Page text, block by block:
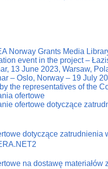
Norway Grants Media
event in the project –
13 June 2023, Warsaw,
– Oslo, Norway – 19 July
the representatives of the
ofertowe
ofertowe dotyczące
dotyczące zatrudnienia
na dostawę materiałów